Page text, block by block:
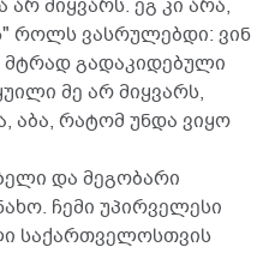
მიყვარს. ეგ კი არა,
როლს ვასრულებდი: ვინ
მტრად გადაკიდებული
მე არ მიყვარს,
აბა, რატომ უნდა ვიყო
და მეგობარი
ჩემი უპირველესი
საქართველოსთვის